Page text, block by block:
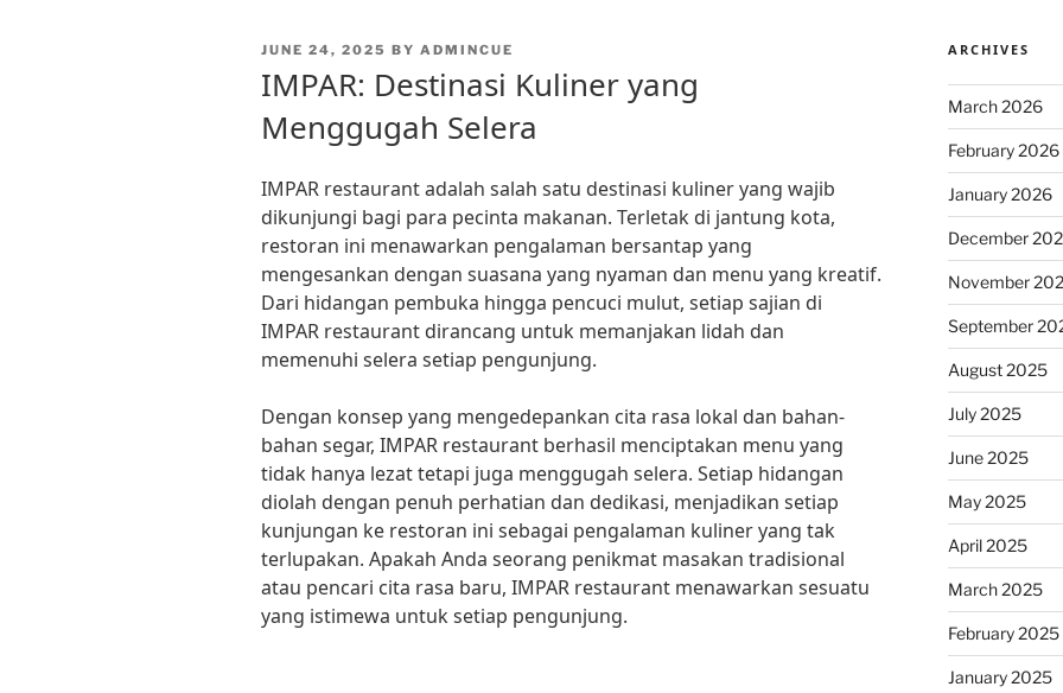
POSTED
JUNE 24, 2025 BY ADMINCUE
IMPAR: Destinasi Kuliner yang
Menggugah Selera
IMPAR restaurant adalah salah satu destinasi kuliner yang wajib
dikunjungi bagi para pecinta makanan. Terletak di jantung kota,
restoran ini menawarkan pengalaman bersantap yang
mengesankan dengan suasana yang nyaman dan menu yang kreatif.
Dari hidangan pembuka hingga pencuci mulut, setiap sajian di
IMPAR restaurant dirancang untuk memanjakan lidah dan
memenuhi selera setiap pengunjung.
Dengan konsep yang mengedepankan cita rasa lokal dan bahan-
bahan segar, IMPAR restaurant berhasil menciptakan menu yang
tidak hanya lezat tetapi juga menggugah selera. Setiap hidangan
diolah dengan penuh perhatian dan dedikasi, menjadikan setiap
kunjungan ke restoran ini sebagai pengalaman kuliner yang tak
terlupakan. Apakah Anda seorang penikmat masakan tradisional
atau pencari cita rasa baru, IMPAR restaurant menawarkan sesuatu
yang istimewa untuk setiap pengunjung.
ARCHIVES
March 2026
February 2026
January 2026
December
November
September
August 2025
July 2025
June 2025
May 2025
April 2025
March 2025
February 2025
January 2025